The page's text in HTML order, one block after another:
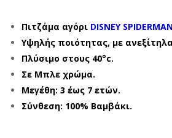
Πιτζάμα αγόρι DISNEY
Υψηλής ποιότητας, με
Πλύσιμο στους 40°c.
Σε Μπλε χρώμα.
Μεγέθη: 3 έως 7 ετών.
Σύνθεση: 100% Βαμβάκι.